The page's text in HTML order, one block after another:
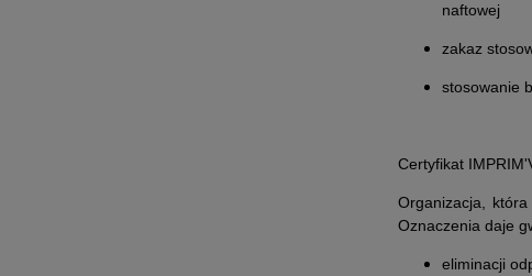
naftowej
zakaz
stosowanie
Certyfikat
Organizacja,
Oznaczenia daje
eliminacji